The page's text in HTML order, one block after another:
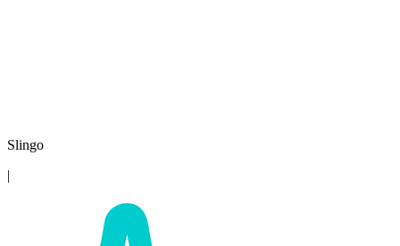
Slingo
|